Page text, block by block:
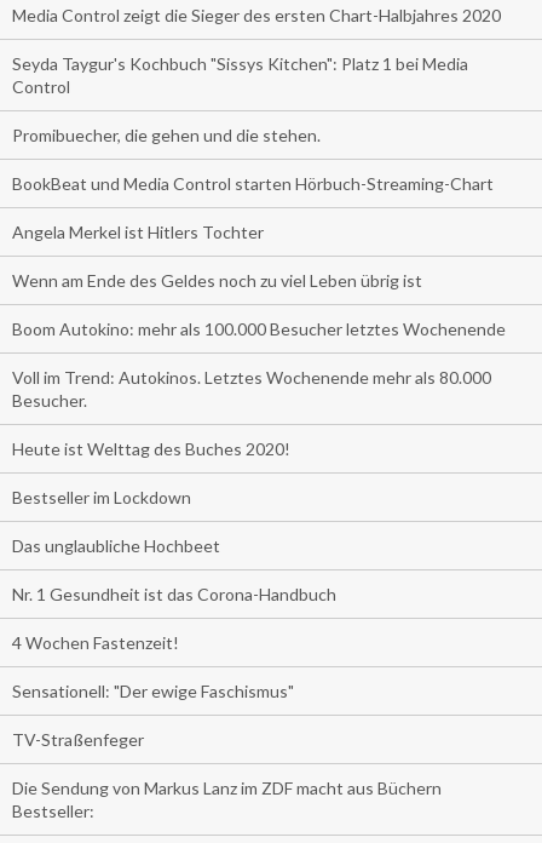
Media Control zeigt die Sieger des ersten Chart-Halbjahres 2020
Seyda Taygur's Kochbuch "Sissys Kitchen": Platz 1 bei Media
Control
Promibuecher, die gehen und die stehen.
BookBeat und Media Control starten Hörbuch-Streaming-Chart
Angela Merkel ist Hitlers Tochter
Wenn am Ende des Geldes noch zu viel Leben übrig ist
Boom Autokino: mehr als 100.000 Besucher letztes Wochenende
Voll im Trend: Autokinos. Letztes Wochenende mehr als 80.000
Besucher.
Heute ist Welttag des Buches 2020!
Bestseller im Lockdown
Das unglaubliche Hochbeet
Nr. 1 Gesundheit ist das Corona-Handbuch
4 Wochen Fastenzeit!
Sensationell: "Der ewige Faschismus"
TV-Straßenfeger
Die Sendung von Markus Lanz im ZDF macht aus Büchern
Bestseller: